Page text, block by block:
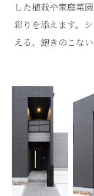
した植栽や家庭菜
彩りを添えます。
える、飽きのこな